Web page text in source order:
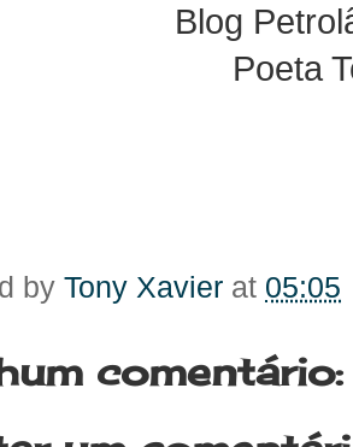
Blog
Poeta
by Tony Xavier at 05:05
comentário: